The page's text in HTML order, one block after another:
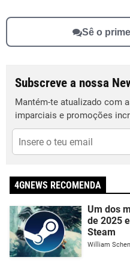
Sê o
Subscreve a nossa
Mantém-te atualizado com
imparciais e promoções
4GNEWS RECOMENDA
Um dos
de 2025
Steam
William